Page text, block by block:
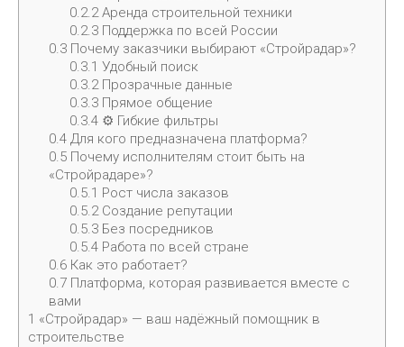
0.2.2Аренда строительной техники
0.2.3Поддержка по всей России
0.3Почему заказчики выбирают «Стройрадар»?
0.3.1 Удобный поиск
0.3.2Прозрачные данные
0.3.3Прямое общение
0.3.4⚙ Гибкие фильтры
0.4Для кого предназначена платформа?
0.5Почему исполнителям стоит быть на
«Стройрадаре»?
0.5.1 Рост числа заказов
0.5.2Создание репутации
0.5.3Без посредников
0.5.4Работа по всей стране
0.6Как это работает?
0.7Платформа, которая развивается вместе с
вами
1 «Стройрадар» — ваш надёжный помощник в
строительстве